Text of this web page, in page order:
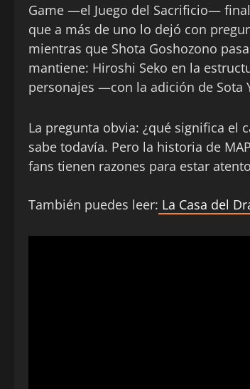
Game —el Juego del Sacrificio—
que a más de uno lo dejó con
mientras que Shota Goshozono
mantiene: Hiroshi Seko en la
personajes —con la adición de Sota
La pregunta obvia: ¿qué significa el
sabe todavía. Pero la historia de
fans tienen razones para estar
También puedes leer: La Casa del